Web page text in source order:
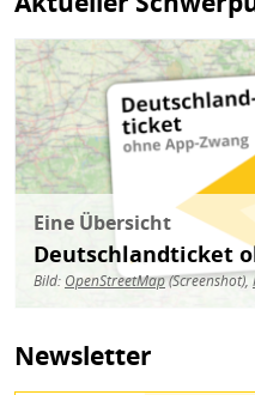
Bild
Eine Übersicht
Deutschlandticket
Bild: OpenStreetMap(Screenshot),
Newsletter